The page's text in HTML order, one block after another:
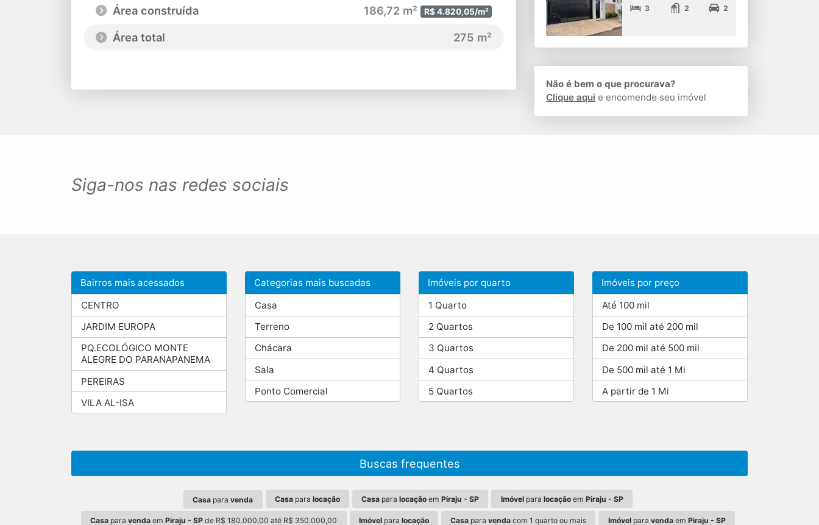
Área construída
186,72 m² R$ 4.820,05/m²
Área total 275 m²
3 2 2
Não é bem o que procurava?
Clique aqui e encomende seu imóvel
Siga-nos nas redes sociais
Bairros mais acessados
CENTRO
JARDIM EUROPA
PQ.ECOLÓGICO MONTE
ALEGRE DO PARANAPANEMA
PEREIRAS
VILA AL-ISA
Categorias mais buscadas
Casa
Terreno
Chácara
Sala
Ponto Comercial
Imóveis por quarto
1 Quarto
2 Quartos
3 Quartos
4 Quartos
5 Quartos
Imóveis por preço
Até 100 mil
De 100 mil até 200 mil
De 200 mil até 500 mil
De 500 mil até 1 Mi
A partir de 1 Mi
Buscas frequentes
Casa paravenda Casapara locação Casa paralocação emPiraju - SP Imóvelpara locaçãoem Piraju - SP
Casa paravenda emPiraju - SP de R$ 180.000,00 até R$ 350.000,00 Imóvelpara locação Casa paravenda com 1 quarto ou mais Imóvelpara vendaem Piraju - SP